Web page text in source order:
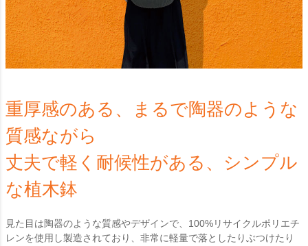
重厚感のある、まるで陶器のような
質感ながら
丈夫で軽く耐候性がある、シンプル
な植木鉢
見た目は陶器のような質感やデザインで、100%リサイクルポリエチ
レンを使用し製造されており、非常に軽量で落としたりぶつけたり